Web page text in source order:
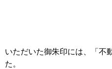
いただいた御朱印には、「不
た。